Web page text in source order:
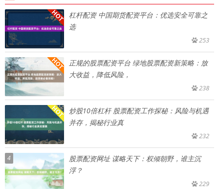
杠杆配资 中国期货配资平台：优选安全可靠之
选
253
正规的股票配资平台 绿地股票配资新策略：放
大收益，降低风险，
238
炒股10倍杠杆 股票配资工作探秘：风险与机遇
并存，揭秘行业真
232
4
股票配资网址 谋略天下：权倾朝野，谁主沉
浮？
229